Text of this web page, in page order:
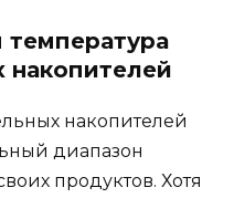
температура
накопителей
накопителей
диапазон
продуктов. Хотя